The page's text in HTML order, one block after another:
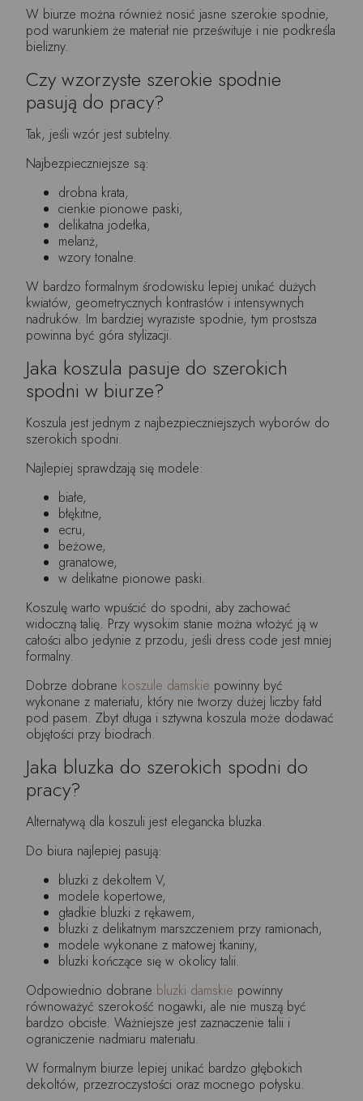
W biurze można również nosić jasne szerokie spodnie,
pod warunkiem że materiał nie prześwituje i nie podkreśla
bielizny.
Czy wzorzyste szerokie spodnie
pasują do pracy?
Tak, jeśli wzór jest subtelny.
Najbezpieczniejsze są:
drobna krata,
cienkie pionowe paski,
delikatna jodełka,
melanż,
wzory tonalne.
W bardzo formalnym środowisku lepiej unikać dużych
kwiatów, geometrycznych kontrastów i intensywnych
nadruków. Im bardziej wyraziste spodnie, tym prostsza
powinna być góra stylizacji.
Jaka koszula pasuje do szerokich
spodni w biurze?
Koszula jest jednym z najbezpieczniejszych wyborów do
szerokich spodni.
Najlepiej sprawdzają się modele:
białe,
błękitne,
ecru,
beżowe,
granatowe,
w delikatne pionowe paski.
Koszulę warto wpuścić do spodni, aby zachować
widoczną talię. Przy wysokim stanie można włożyć ją w
całości albo jedynie z przodu, jeśli dress code jest mniej
formalny.
Dobrze dobrane koszule damskie powinny być
wykonane z materiału, który nie tworzy dużej liczby fałd
pod pasem. Zbyt długa i sztywna koszula może dodawać
objętości przy biodrach.
Jaka bluzka do szerokich spodni do
pracy?
Alternatywą dla koszuli jest elegancka bluzka.
Do biura najlepiej pasują:
bluzki z dekoltem V,
modele kopertowe,
gładkie bluzki z rękawem,
bluzki z delikatnym marszczeniem przy ramionach,
modele wykonane z matowej tkaniny,
bluzki kończące się w okolicy talii.
Odpowiednio dobrane bluzki damskie powinny
równoważyć szerokość nogawki, ale nie muszą być
bardzo obcisłe. Ważniejsze jest zaznaczenie talii i
ograniczenie nadmiaru materiału.
W formalnym biurze lepiej unikać bardzo głębokich
dekoltów, przezroczystości oraz mocnego połysku.